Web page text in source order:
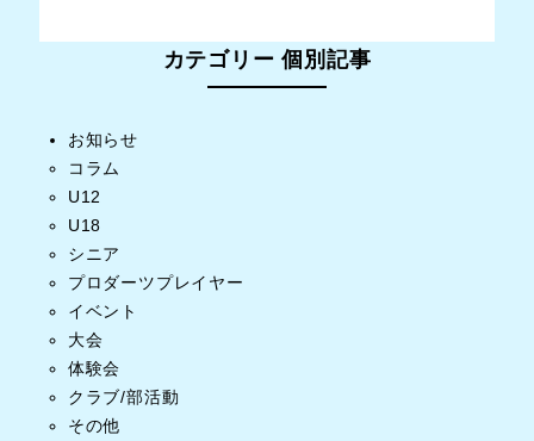
カテゴリー 個別記事
お知らせ
コラム
U12
U18
シニア
プロダーツプレイヤー
イベント
大会
体験会
クラブ/部活動
その他